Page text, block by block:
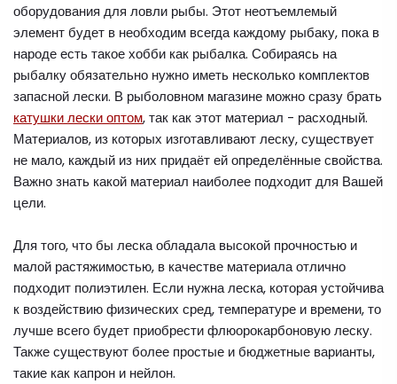
оборудования для ловли рыбы. Этот неотъемлемый
элемент будет в необходим всегда каждому рыбаку, пока в
народе есть такое хобби как рыбалка. Собираясь на
рыбалку обязательно нужно иметь несколько комплектов
запасной лески. В рыболовном магазине можно сразу брать
катушки лески оптом, так как этот материал - расходный.
Материалов, из которых изготавливают леску, существует
не мало, каждый из них придаёт ей определённые свойства.
Важно знать какой материал наиболее подходит для Вашей
цели.
Для того, что бы леска обладала высокой прочностью и
малой растяжимостью, в качестве материала отлично
подходит полиэтилен. Если нужна леска, которая устойчива
к воздействию физических сред, температуре и времени, то
лучше всего будет приобрести флюорокарбоновую леску.
Также существуют более простые и бюджетные варианты,
такие как капрон и нейлон.